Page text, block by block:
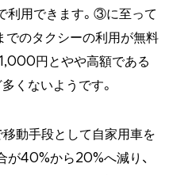
利用できます。③に至って
でのタクシーの利用が無料
円とやや高額である
くないようです。
動手段として自家用車を
40%から20%へ減り、